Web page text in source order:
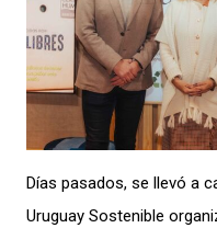
Días pasados, se llevó a
Uruguay Sostenible